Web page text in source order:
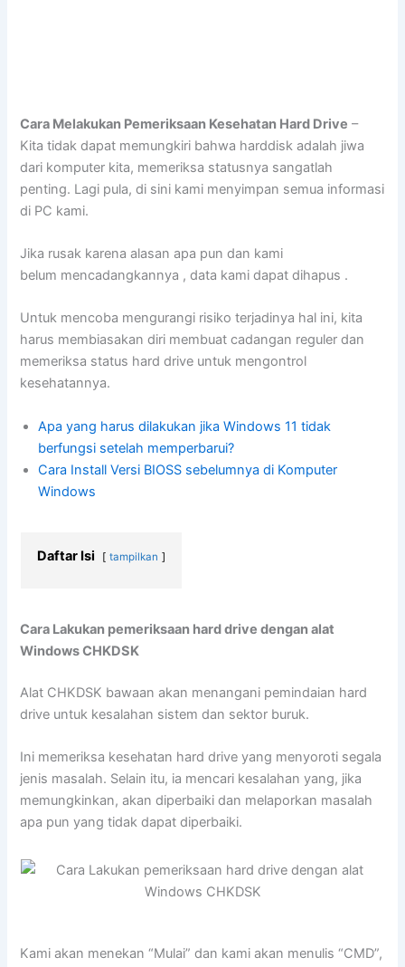
Cara Melakukan Pemeriksaan Kesehatan Hard Drive –
Kita tidak dapat memungkiri bahwa harddisk adalah jiwa
dari komputer kita, memeriksa statusnya sangatlah
penting. Lagi pula, di sini kami menyimpan semua informasi
di PC kami.
Jika rusak karena alasan apa pun dan kami
belum mencadangkannya , data kami dapat dihapus .
Untuk mencoba mengurangi risiko terjadinya hal ini, kita
harus membiasakan diri membuat cadangan reguler dan
memeriksa status hard drive untuk mengontrol
kesehatannya.
Apa yang harus dilakukan jika Windows 11 tidak
berfungsi setelah memperbarui?
Cara Install Versi BIOSS sebelumnya di Komputer
Windows
Daftar Isi tampilkan
Cara Lakukan pemeriksaan hard drive dengan alat
Windows CHKDSK
Alat CHKDSK bawaan akan menangani pemindaian hard
drive untuk kesalahan sistem dan sektor buruk.
Ini memeriksa kesehatan hard drive yang menyoroti segala
jenis masalah. Selain itu, ia mencari kesalahan yang, jika
memungkinkan, akan diperbaiki dan melaporkan masalah
apa pun yang tidak dapat diperbaiki.
Kami akan menekan “Mulai” dan kami akan menulis “CMD”,